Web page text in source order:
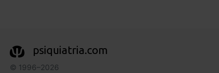
psiquiatria.com
© 1996–2026